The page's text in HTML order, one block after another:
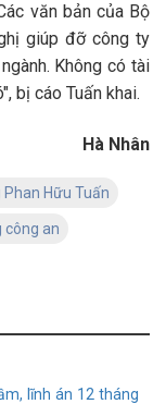
văn bản của Bộ
giúp đỡ công ty
Không có tài
bị cáo Tuấn khai.
Hà Nhân
Hữu Tuấn
an
lĩnh án 12 tháng